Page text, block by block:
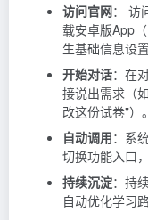
访问官网： 访
载安卓版App
生基础信息设
开始对话：在
接说出需求（
改这份试卷"）。
自动调用：系
切换功能入口
持续沉淀：持
自动优化学习